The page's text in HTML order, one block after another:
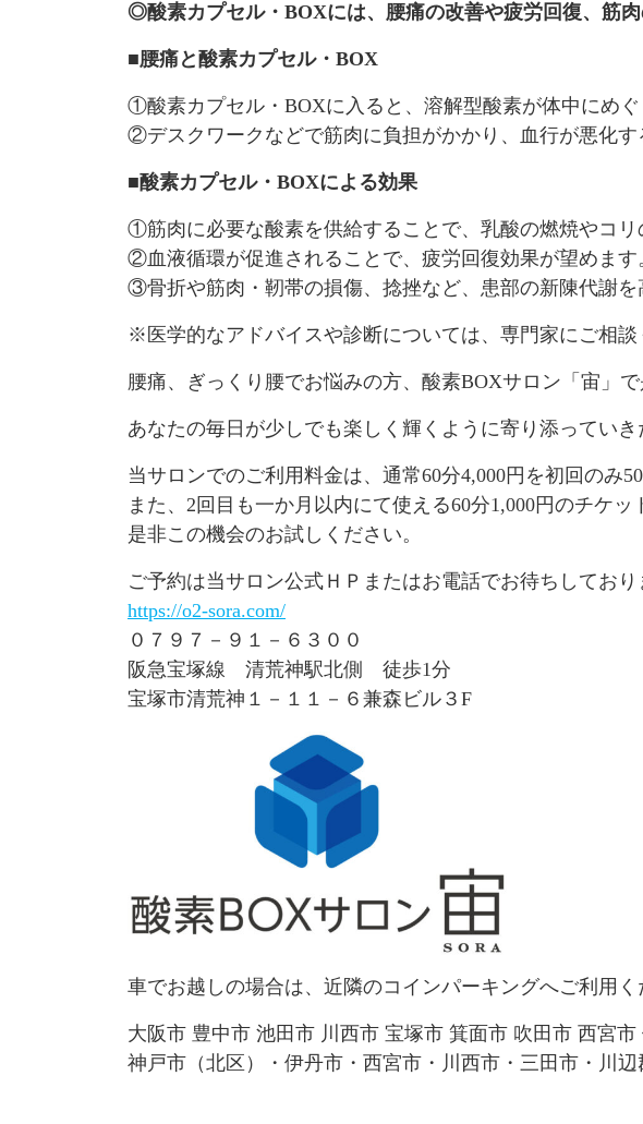
◎酸素カプセル・BOXには、腰痛の改善や疲労回復、筋
■腰痛と酸素カプセル・BOX
①酸素カプセル・BOXに入ると、溶解型酸素が体中にめぐ
②デスクワークなどで筋肉に負担がかかり、血行が悪化
■酸素カプセル・BOXによる効果
①筋肉に必要な酸素を供給することで、乳酸の燃焼やコリ
②血液循環が促進されることで、疲労回復効果が望めます
③骨折や筋肉・靭帯の損傷、捻挫など、患部の新陳代謝を
※医学的なアドバイスや診断については、専門家にご相談
腰痛、ぎっくり腰でお悩みの方、酸素BOXサロン「宙」
あなたの毎日が少しでも楽しく輝くように寄り添っていき
当サロンでのご利用料金は、通常60分4,000円を初回のみ
また、2回目も一か月以内にて使える60分1,000円のチケッ
是非この機会のお試しください。
ご予約は当サロン公式ＨＰまたはお電話でお待ちしており
https://o2-sora.com/
０７９７－９１－６３００
阪急宝塚線 清荒神駅北側 徒歩1分
宝塚市清荒神１－１１－６兼森ビル３F
車でお越しの場合は、近隣のコインパーキングへご利用く
大阪市 豊中市 池田市 川西市 宝塚市 箕面市 吹田市 西宮
神戸市（北区）・伊丹市・西宮市・川西市・三田市・川